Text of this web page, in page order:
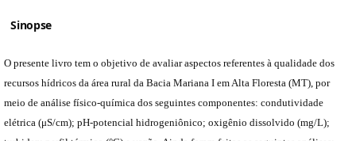
Sinopse
O presente livro tem o objetivo de avaliar aspectos referentes à qualidade dos
recursos hídricos da área rural da Bacia Mariana I em Alta Floresta (MT), por
meio de análise físico-química dos seguintes componentes: condutividade
elétrica (μS/cm); pH-potencial hidrogeniônico; oxigênio dissolvido (mg/L);